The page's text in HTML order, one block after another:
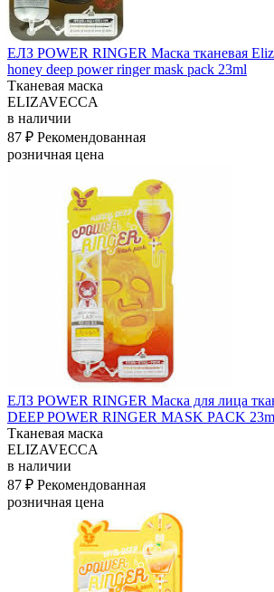
ЕЛЗ POWER RINGER Маска тканевая
honey deep power ringer mask pack 23ml
Тканевая маска
ELIZAVECCA
в наличии
87 ₽ Рекомендованная
розничная цена
ЕЛЗ POWER RINGER Маска для лица
DEEP POWER RINGER MASK PACK
Тканевая маска
ELIZAVECCA
в наличии
87 ₽ Рекомендованная
розничная цена